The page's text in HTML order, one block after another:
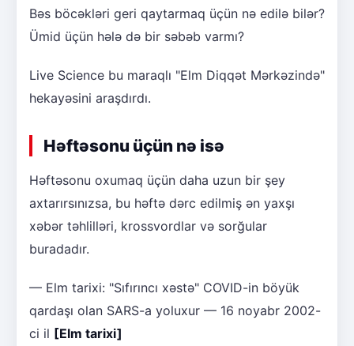
Bəs böcəkləri geri qaytarmaq üçün nə edilə bilər?
Ümid üçün hələ də bir səbəb varmı?
Live Science bu maraqlı "Elm Diqqət Mərkəzində"
hekayəsini araşdırdı.
Həftəsonu üçün nə isə
Həftəsonu oxumaq üçün daha uzun bir şey
axtarırsınızsa, bu həftə dərc edilmiş ən yaxşı
xəbər təhlilləri, krossvordlar və sorğular
buradadır.
— Elm tarixi: "Sıfırıncı xəstə" COVID-in böyük
qardaşı olan SARS-a yoluxur — 16 noyabr 2002-
ci il [Elm tarixi]